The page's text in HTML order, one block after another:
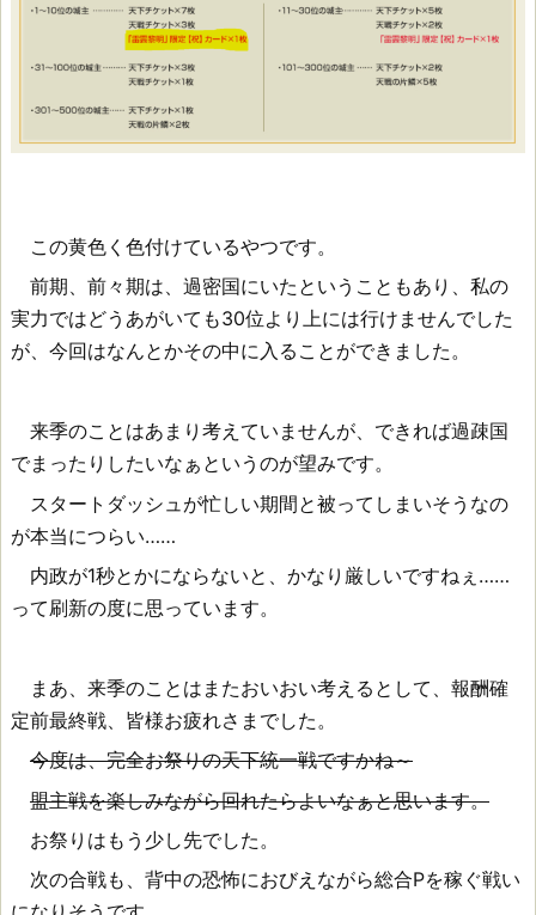
この黄色く色付けているやつです。
前期、前々期は、過密国にいたということもあり、私の
実力ではどうあがいても30位より上には行けませんでした
が、今回はなんとかその中に入ることができました。
来季のことはあまり考えていませんが、できれば過疎国
でまったりしたいなぁというのが望みです。
スタートダッシュが忙しい期間と被ってしまいそうなの
が本当につらい……
内政が1秒とかにならないと、かなり厳しいですねぇ……
って刷新の度に思っています。
まあ、来季のことはまたおいおい考えるとして、報酬確
定前最終戦、皆様お疲れさまでした。
今度は、完全お祭りの天下統一戦ですかね～
盟主戦を楽しみながら回れたらよいなぁと思います。
お祭りはもう少し先でした。
次の合戦も、背中の恐怖におびえながら総合Pを稼ぐ戦い